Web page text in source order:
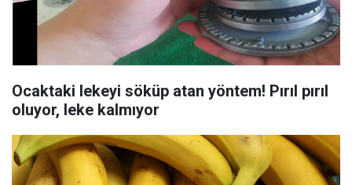
Ocaktaki lekeyi söküp atan yöntem! Pırıl pırıl
oluyor, leke kalmıyor